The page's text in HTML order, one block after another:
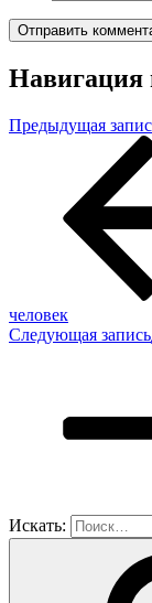
Навигация
Предыдущая
человек
Следующая запись
Искать: